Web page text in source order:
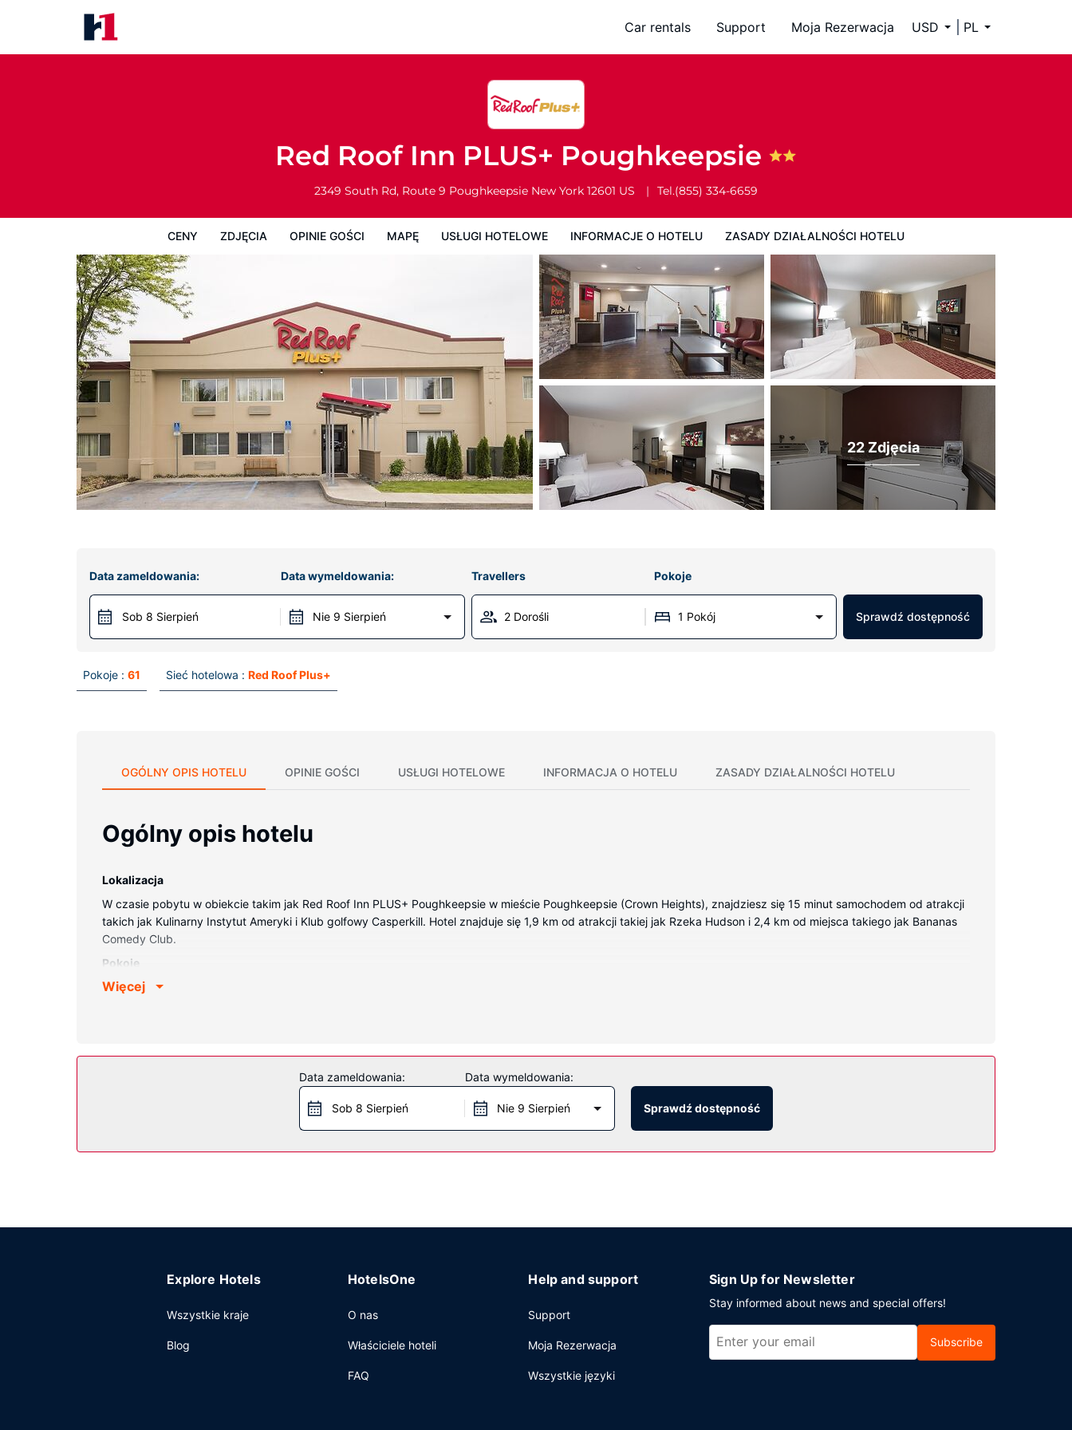
Car rentals Support Moja Rezerwacja USD PL
Red Roof Inn PLUS+ Poughkeepsie
2349 South Rd, Route 9 Poughkeepsie New York 12601 US Tel.(855) 334-6659
CENY ZDJĘCIA OPINIE GOŚCI MAPĘ USŁUGI HOTELOWE INFORMACJE O HOTELU ZASADY DZIAŁALNOŚCI HOTELU
Zasady działalności hotelu
22 Zdjęcia
Data zameldowania:
Sob 8 Sierpień
Data wymeldowania:
Nie 9 Sierpień
Travellers Pokoje
2 Dorośli 1 Pokój Sprawdź dostępność
Pokoje : 61 Sieć hotelowa : Red Roof Plus+
OGÓLNY OPIS HOTELU OPINIE GOŚCI USŁUGI HOTELOWE INFORMACJA O HOTELU ZASADY DZIAŁALNOŚCI HOTELU
Ogólny opis hotelu
Lokalizacja
W czasie pobytu w obiekcie takim jak Red Roof Inn PLUS+ Poughkeepsie w mieście Poughkeepsie (Crown Heights), znajdziesz się 15 minut samochodem od atrakcji
takich jak Kulinarny Instytut Ameryki i Klub golfowy Casperkill. Hotel znajduje się 1,9 km od atrakcji takiej jak Rzeka Hudson i 2,4 km od miejsca takiego jak Bananas
Comedy Club.
Pokoje
Poczuj się jak w domu w 61 klimatyzowanych pokojach, których wyposażenie to lodówka i telewizor LED. Bezpłatny bezprzewodowy dostęp do internetu zapewni
Udogodnienia rekreacyjne to centrum fitness. Dostępne są również takie udogodnienia, jak bezpłatny bezprzewodowy dostęp do internetu i obsługa portierska. Ten
hotel oferuje również udogodnienia takie jak telewizor w holu i automat.
Udogodnienia biznesowe to całodobowe centrum biznesowe, recepcja całodobowa oraz personel wielojęzyczny. Udogodnienia na miejscu to bezpłatne parkowanie
samodzielne.
Więcej
Data zameldowania:
Sob 8 Sierpień
Data wymeldowania:
Nie 9 Sierpień Sprawdź dostępność
Explore Hotels
Wszystkie kraje
Blog
HotelsOne
O nas
Właściciele hoteli
FAQ
Help and support
Support
Moja Rezerwacja
Wszystkie języki
Sign Up for Newsletter
Stay informed about news and special offers!
Subscribe